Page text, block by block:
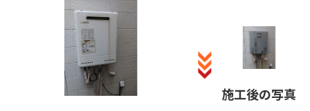
施工後の写真